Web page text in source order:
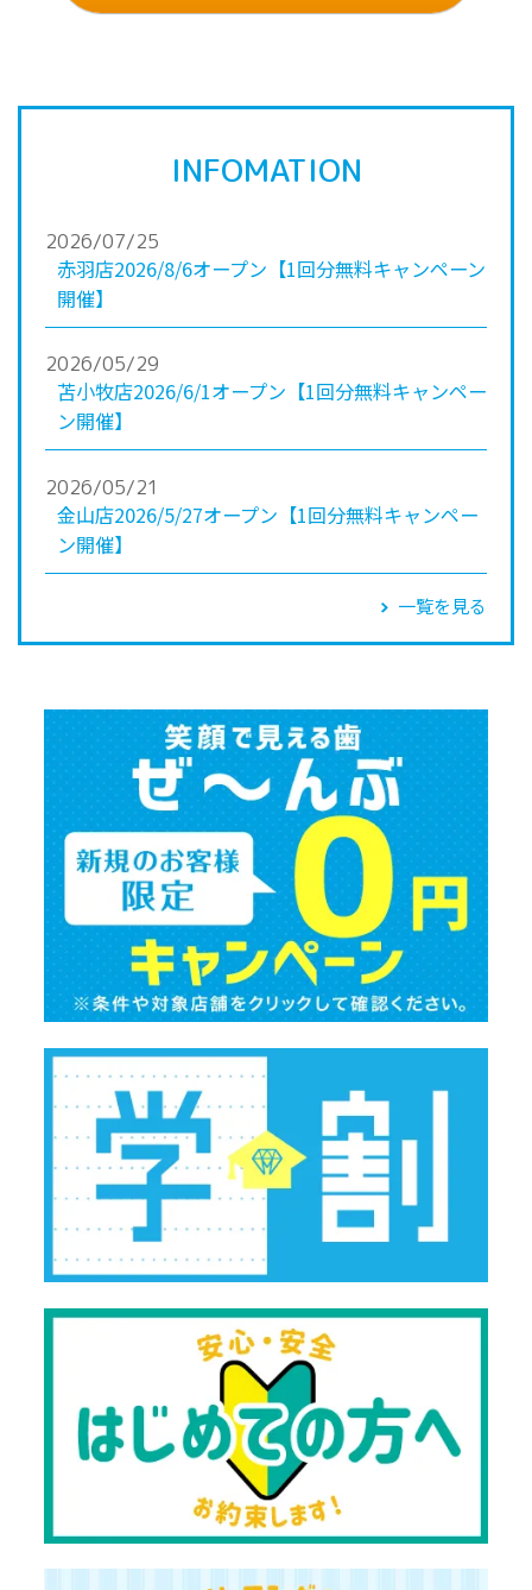
INFOMATION
2026/07/25
赤羽店2026/8/6オープン【1回分無料キャンペーン
開催】
2026/05/29
苫小牧店2026/6/1オープン【1回分無料キャンペー
ン開催】
2026/05/21
金山店2026/5/27オープン【1回分無料キャンペー
ン開催】
一覧を見る